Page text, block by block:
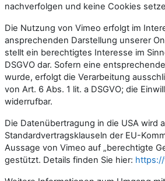
nachverfolgen und keine Cookies
Die Nutzung von Vimeo erfolgt im
ansprechenden Darstellung unserer
stellt ein berechtigtes Interesse im
DSGVO dar. Sofern eine
wurde, erfolgt die Verarbeitung
von Art. 6 Abs. 1 lit. a DSGVO; die
widerrufbar.
Die Datenübertragung in die USA wird
Standardvertragsklauseln der EU-
Aussage von Vimeo auf „berechtigte
gestützt. Details finden Sie hier: